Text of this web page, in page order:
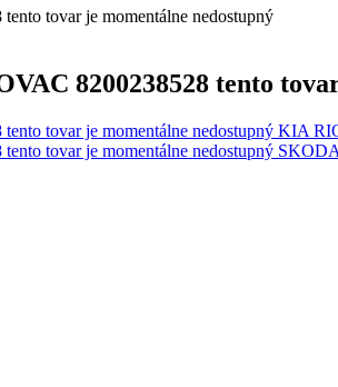
8200238528 tento
KIA